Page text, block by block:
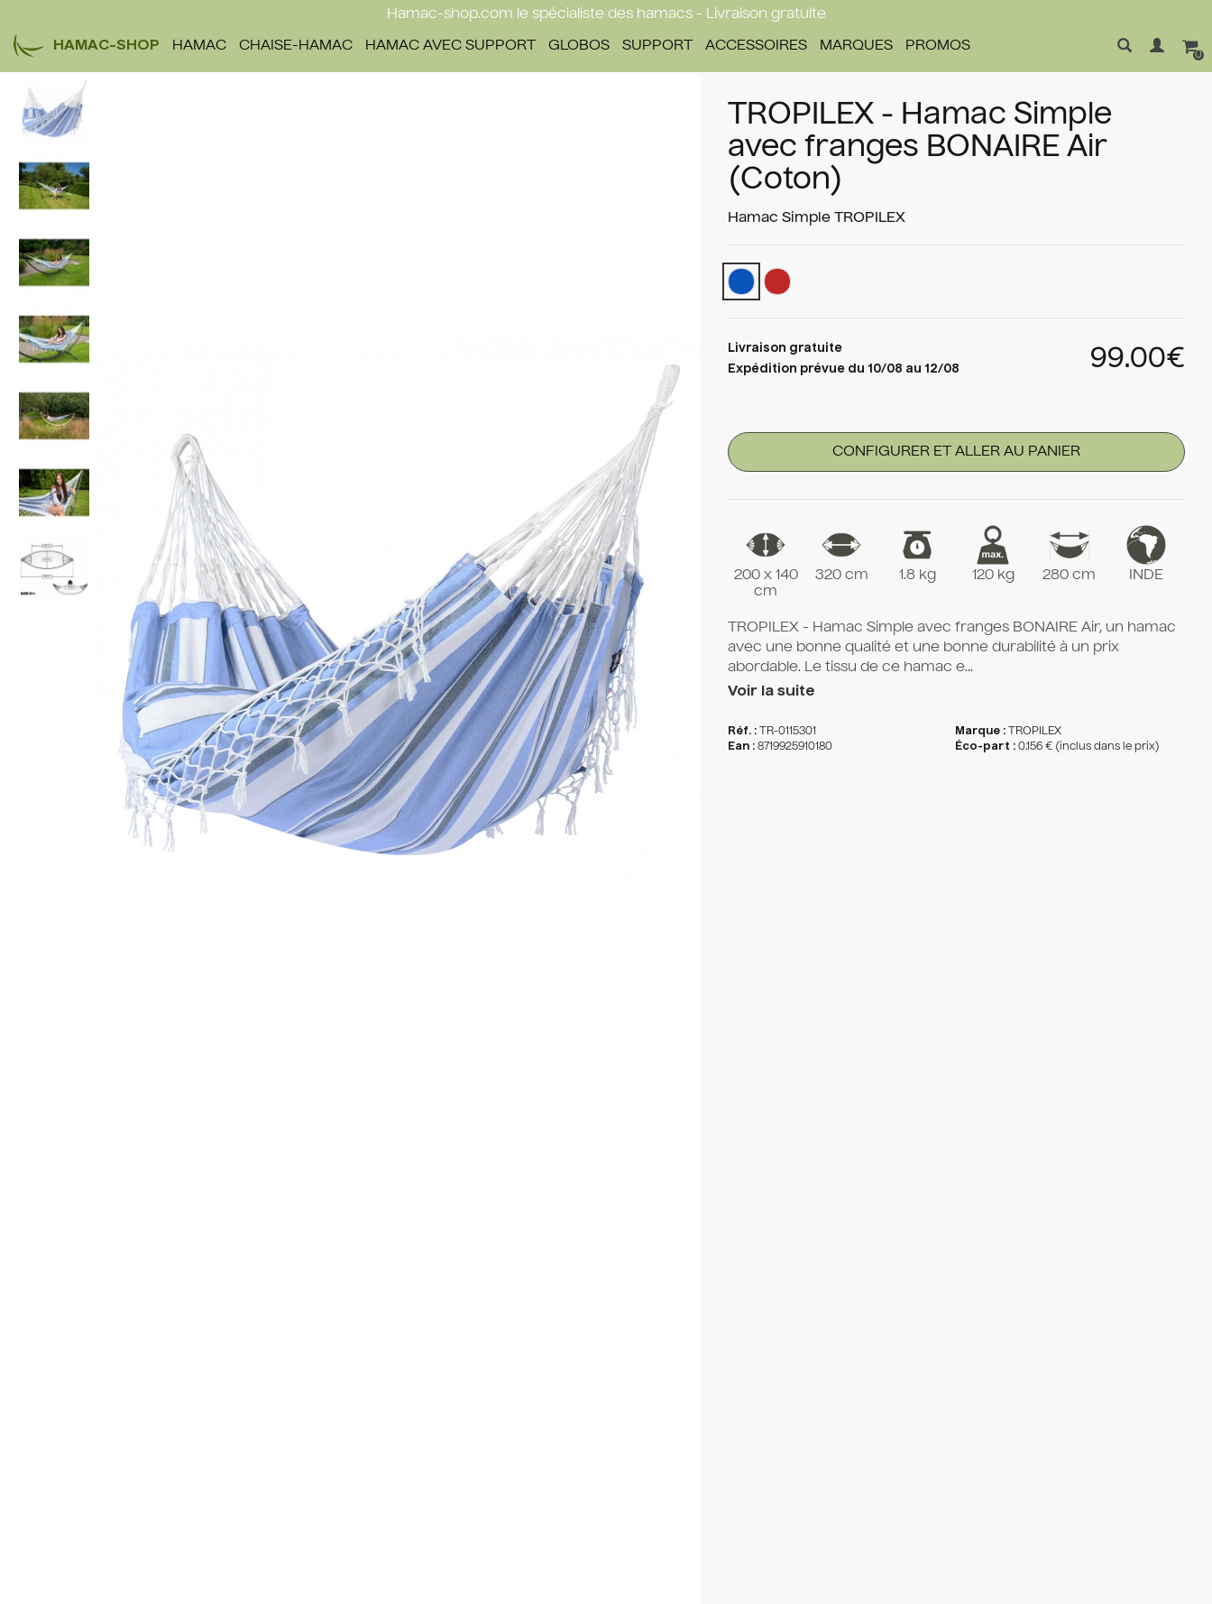
Hamac-shop.com le spécialiste des hamacs - Livraison gratuite
HAMAC-SHOP HAMAC CHAISE-HAMAC HAMAC AVEC SUPPORT GLOBOS SUPPORT ACCESSOIRES MARQUES PROMOS
0
TROPILEX - Hamac Simple
avec franges BONAIRE Air
(Coton)
Hamac Simple TROPILEX
Livraison gratuite
Expédition prévue du 10/08 au 12/08
99.00€
CONFIGURER ET ALLER AU PANIER
200 x 140
cm
320 cm 1.8 kg 120 kg 280 cm INDE
TROPILEX - Hamac Simple avec franges BONAIRE Air, un hamac
avec une bonne qualité et une bonne durabilité à un prix
abordable. Le tissu de ce hamac e...
Voir la suite
Réf. :
TR-0115301
Ean : 8719925910180
Marque :
TROPILEX
Éco-part : 0.156 € (inclus dans le prix)